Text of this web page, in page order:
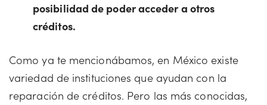
posibilidad de poder acceder a otros
créditos.
Como ya te mencionábamos, en México existe
variedad de instituciones que ayudan con la
reparación de créditos. Pero las más conocidas,